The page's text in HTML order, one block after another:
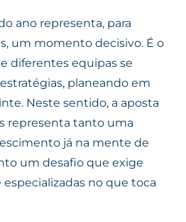
ano representa, para
um momento decisivo. É o
diferentes equipas se
planeando em
Neste sentido, a aposta
representa tanto uma
já na mente de
um desafio que exige
no que toca